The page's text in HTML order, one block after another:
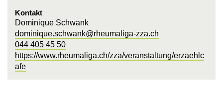
Kontakt
Dominique Schwank
dominique.schwank@rheumaliga-zza.ch
044 405 45 50
https://www.rheumaliga.ch/zza/veranstaltung/erzaehlc
afe